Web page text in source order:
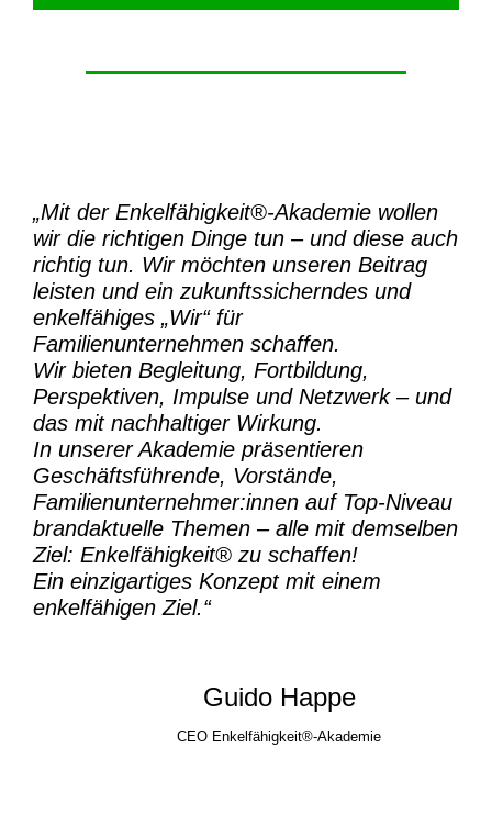
„Mit der Enkelfähigkeit®-Akademiewollen
wir die richtigen Dinge tun – und diese auch
richtig tun. Wir möchten unseren Beitrag
leisten und ein zukunftssicherndes und
enkelfähiges „Wir“ für
Familienunternehmen schaffen.
Wir bieten Begleitung, Fortbildung,
Perspektiven, Impulse und Netzwerk – und
das mit nachhaltiger Wirkung.
In unserer Akademie präsentieren
Geschäftsführende, Vorstände,
Familienunternehmer:innen auf Top-Niveau
brandaktuelle Themen – alle mit demselben
Ziel: Enkelfähigkeit® zu schaffen!
Ein einzigartiges Konzept mit einem
enkelfähigen Ziel.“
Guido Happe
CEO Enkelfähigkeit®-Akademie